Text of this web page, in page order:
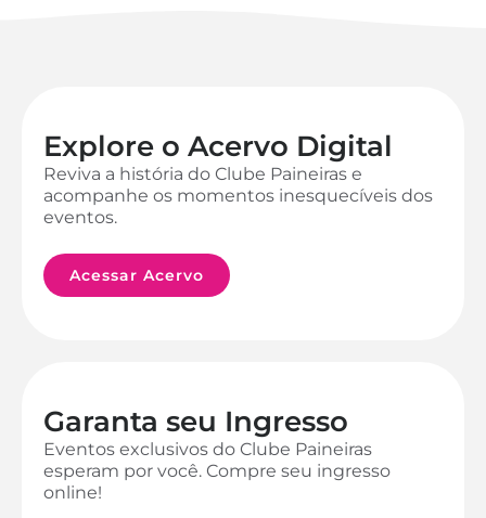
Explore o Acervo Digital
Reviva a história do Clube Paineiras e
acompanhe os momentos inesquecíveis dos
eventos.
Acessar Acervo
Garanta seu Ingresso
Eventos exclusivos do Clube Paineiras
esperam por você. Compre seu ingresso
online!